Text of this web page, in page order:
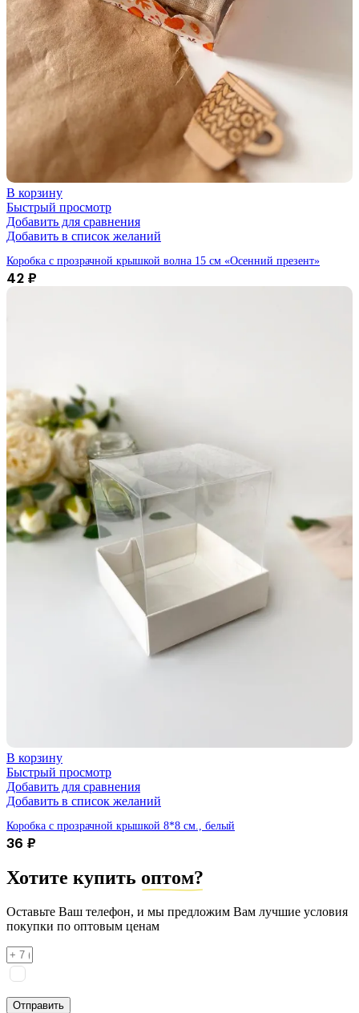
В корзину
Быстрый просмотр
Добавить для сравнения
Добавить в список желаний
Коробка с прозрачной крышкой волна 15 см «Осенний презент»
42 ₽
В корзину
Быстрый просмотр
Добавить для сравнения
Добавить в список желаний
Коробка с прозрачной крышкой 8*8 см., белый
36 ₽
Хотите купить оптом?
Оставьте Ваш телефон, и мы предложим Вам лучшие условия
покупки по оптовым ценам
Отправить